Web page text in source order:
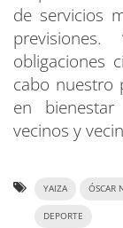
de servicios
obligaciones
cabo nuestro
en
vecinos y
YAIZA ÓSCAR
DEPORTE